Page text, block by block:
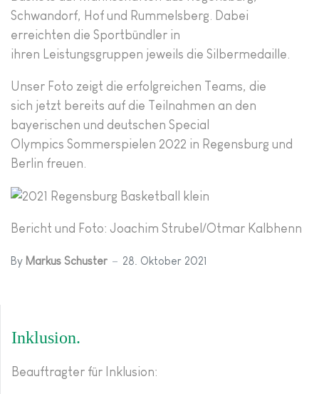
Schwandorf, Hof und Rummelsberg. Dabei
erreichten die Sportbündler in
ihren Leistungsgruppen jeweils die Silbermedaille.
Unser Foto zeigt die erfolgreichen Teams, die
sich jetzt bereits auf die Teilnahmen an den
bayerischen und deutschen Special
Olympics Sommerspielen 2022 in Regensburg und
Berlin freuen.
Bericht und Foto: Joachim Strubel/Otmar Kalbhenn
By Markus Schuster 28. Oktober 2021
Inklusion
Beauftragter für Inklusion: